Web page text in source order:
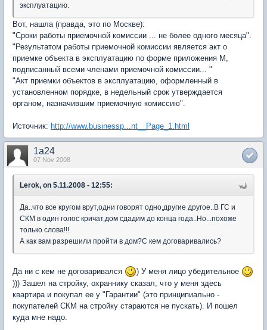
эксплуатацию.
Вот, нашла (правда, это по Москве):
"Сроки работы приемочной комиссии ... не более одного месяца".
"Результатом работы приемочной комиссии является акт о
приемке объекта в эксплуатацию по форме приложения М,
подписанный всеми членами приемочной комиссии... "
"Акт приемки объектов в эксплуатацию, оформленный в
установленном порядке, в недельный срок утверждается
органом, назначившим приемочную комиссию".
Источник: http://www.businessp...nt__Page_1.html
1a24
07 Nov 2008
Lerok, on 5.11.2008 - 12:55:
Да..что все кругом врут,одни говорят одно,другие другое..В ГС и
СКМ в один голос кричат,дом сдадим до конца года..Но...похоже
только слова!!!
А как вам разрешили пройти в дом?С кем договаривались?
Да ни с кем не договаривался
) У меня лицо убедительное
))) Зашел на стройку, охраннику сказал, что у меня здесь
квартира и покупал ее у "Гарантии" (это принципиально -
покупателей CКМ на стройку стараются не пускать). И пошел
куда мне надо.